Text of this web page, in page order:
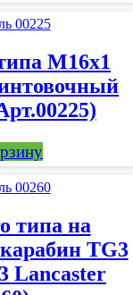
М16х1
типа на
TG3
Lancaster